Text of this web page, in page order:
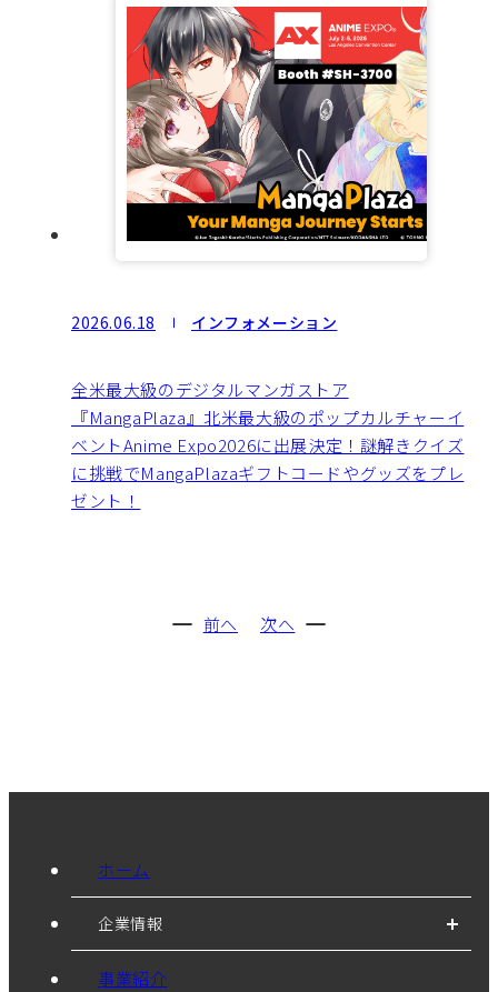
全米最大級のデジタルマンガストア
『MangaPlaza』北米最大級のポップカルチャーイ
ベントAnime Expo2026に出展決定！謎解きクイズ
に挑戦でMangaPlazaギフトコードやグッズをプレ
ゼント！
2026.06.18 インフォメーション
前へ 次へ
ホーム
企業情報
事業紹介